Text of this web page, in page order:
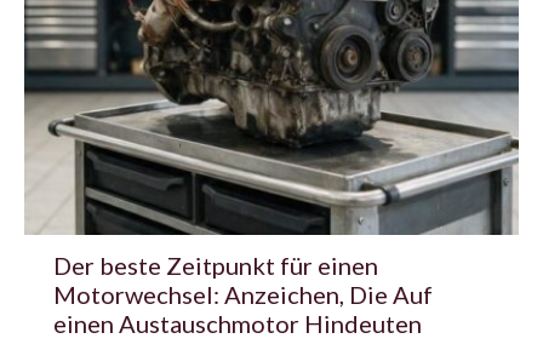
Der beste Zeitpunkt für einen
Motorwechsel: Anzeichen, Die Auf
einen Austauschmotor Hindeuten